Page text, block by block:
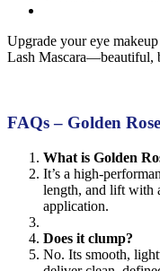
Upgrade your eye
Lash Mascara—beautiful,
FAQs – Golden
What is Golden
It’s a high-
length, and lift with
application.
Does it clump?
No. Its smooth,